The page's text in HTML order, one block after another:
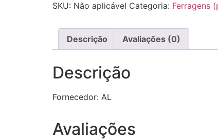
SKU: Não aplicável Categoria: Ferragens
Descrição Avaliações (0)
Descrição
Fornecedor: AL
Avaliações